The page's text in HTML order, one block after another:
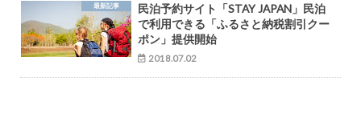
最新記事
民泊予約サイト「STAY JAPAN」民泊
で利用できる「ふるさと納税割引クー
ポン」提供開始
2018.07.02